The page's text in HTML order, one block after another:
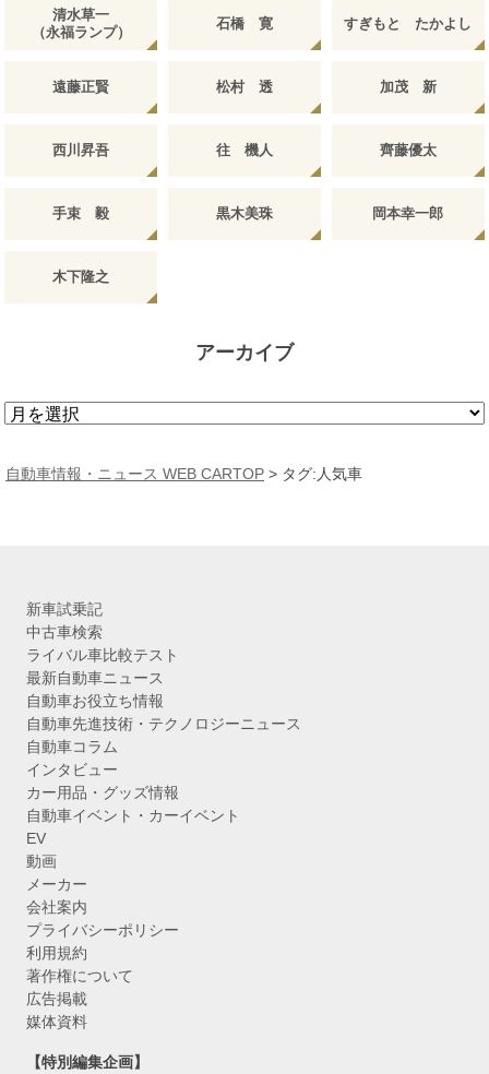
清水草一
（永福ランプ）
石橋 寛 すぎもと たかよし
遠藤正賢 松村 透 加茂 新
西川昇吾 往 機人 齊藤優太
手束 毅 黒木美珠 岡本幸一郎
木下隆之
アーカイブ
ア
カ
自動車情報・ニュース WEB CARTOP > タグ:人気車
新車試乗記
中古車検索
ライバル車比較テスト
最新自動車ニュース
自動車お役立ち情報
自動車先進技術・テクノロジーニュース
自動車コラム
インタビュー
カー用品・グッズ情報
自動車イベント・カーイベント
EV
動画
メーカー
会社案内
プライバシーポリシー
利用規約
著作権について
広告掲載
媒体資料
【特別編集企画】